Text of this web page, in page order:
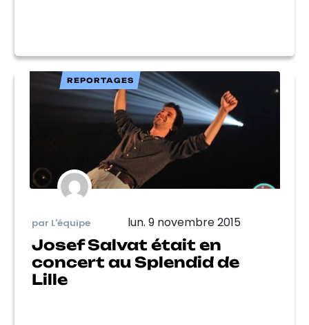
REPORTAGES
par L'équipe lun. 9 novembre 2015
Josef Salvat était en
concert au Splendid de
Lille